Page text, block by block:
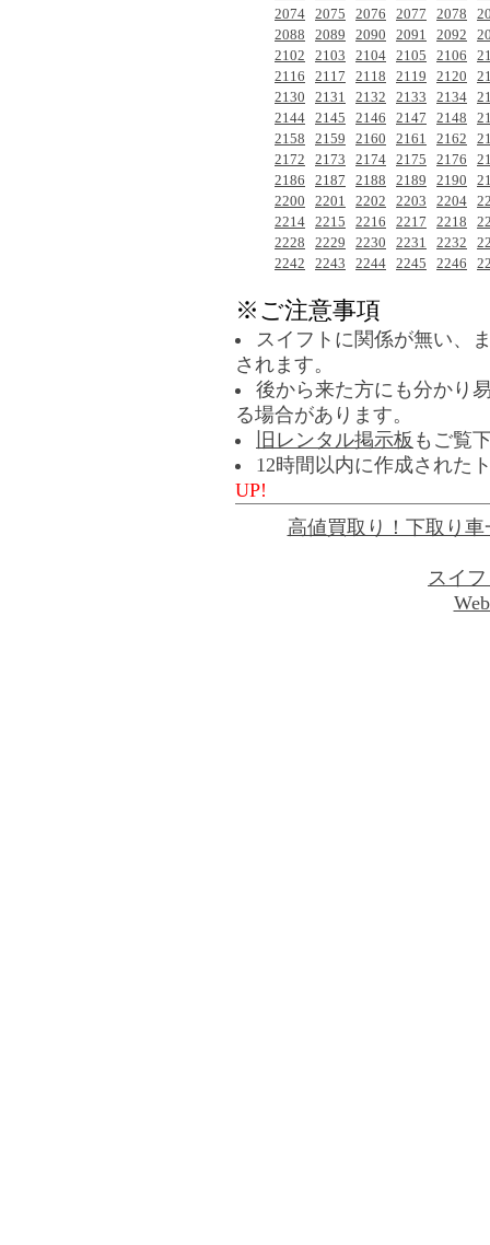
2074 2075 2076 2077 2078
2088
2089 2090 2091 2092
2102
2103 2104 2105 2106
2116
2117 2118 2119 2120
2130
2131 2132 2133 2134
2144 2145 2146 2147 2148
2158
2159 2160 2161 2162
2172
2173 2174 2175 2176
2186
2187 2188 2189 2190
2200
2201 2202 2203 2204
2214 2215 2216 2217 2218
2228
2229 2230 2231 2232
2242
2243 2244 2245 2246
※ご注意事項
スイフトに関係が無い、
されます。
後から来た方にも分かり
る場合があります。
旧レンタル掲示板 もご覧
12時間以内に作成された
UP!
高値買取り！下取り車
スイ